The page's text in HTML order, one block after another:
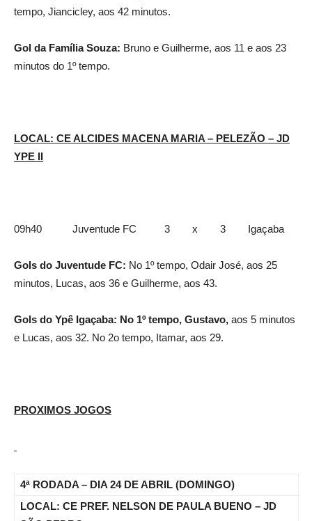
tempo, Jiancicley, aos 42 minutos.
Gol da Família Souza: Bruno e Guilherme, aos 11 e aos 23
minutos do 1º tempo.
LOCAL: CE ALCIDES MACENA MARIA – PELEZÃO – JD
YPE II
09h40 Juventude FC 3 x 3 Igaçaba
Gols do Juventude FC: No 1º tempo, Odair José, aos 25
minutos, Lucas, aos 36 e Guilherme, aos 43.
Gols do Ypê Igaçaba: No 1º tempo, Gustavo, aos 5 minutos
e Lucas, aos 32. No 2o tempo, Itamar, aos 29.
PROXIMOS JOGOS
4ª RODADA – DIA 24 DE ABRIL (DOMINGO)
LOCAL: CE PREF. NELSON DE PAULA BUENO – JD